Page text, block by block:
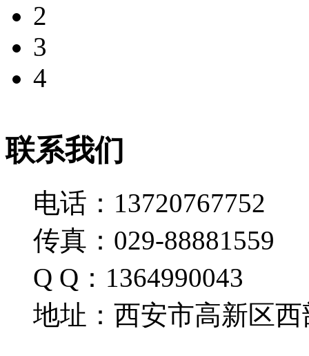
2
3
4
联系我们
电话：13720767752
传真：029-88881559
Q Q：1364990043
地址：西安市高新区西